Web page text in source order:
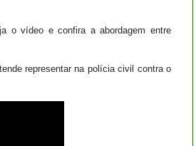
o vídeo e confira a abordagem entre
representar na polícia civil contra o